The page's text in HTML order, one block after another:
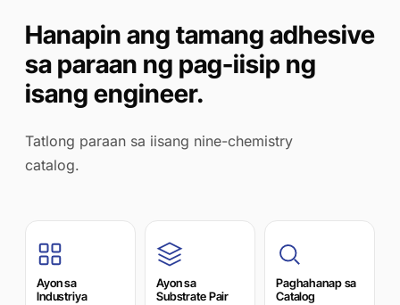
Hanapin ang tamang adhesive
sa paraan ng pag-iisip ng
isang engineer.
Tatlong paraan sa iisang nine-chemistry
catalog.
Ayon sa
Industriya
Ayon sa
Substrate Pair
Paghahanap sa
Catalog